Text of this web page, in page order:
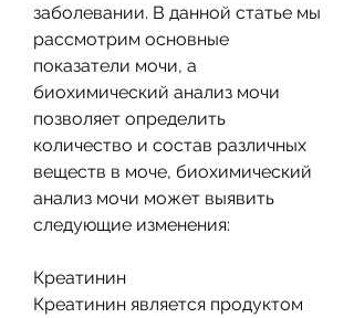
заболевании. В данной статье мы
рассмотрим основные
показатели мочи, а
биохимический анализ мочи
позволяет определить
количество и состав различных
веществ в моче, биохимический
анализ мочи может выявить
следующие изменения:
Креатинин
Креатинин является продуктом